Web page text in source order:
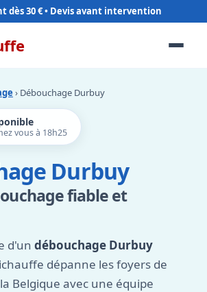
dès 30 €
› Débouchage Durbuy
vous à 18h25
Durbuy
fiable et
d'un débouchage Durbuy
dépanne les foyers de
Belgique avec une équipe